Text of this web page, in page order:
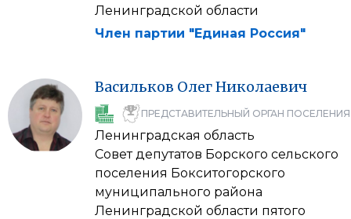
Ленинградской области
Член партии "Единая Россия"
Васильков ОлегНиколаевич
ПРЕДСТАВИТЕЛЬНЫЙ ОРГАН ПОСЕЛЕНИЯ
Ленинградская область
Совет депутатов Борского сельского
поселения Бокситогорского
муниципального района
Ленинградской области пятого